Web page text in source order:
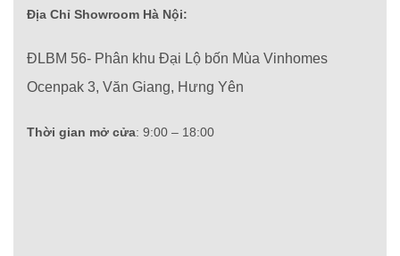
Địa Chỉ Showroom Hà Nội:
ĐLBM 56- Phân khu Đại Lộ bốn Mùa Vinhomes
Ocenpak 3, Văn Giang, Hưng Yên
Thời gian mở cửa: 9:00 – 18:00